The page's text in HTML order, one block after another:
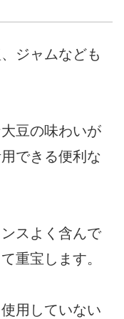
ジャムなども
豆の味わいが
できる便利な
スよく含んで
重宝します。
用していない